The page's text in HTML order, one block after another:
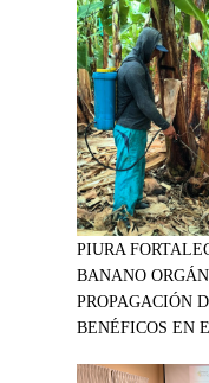
PIURA
BANANO
PROPAGACIÓN
BENÉFICOS EN